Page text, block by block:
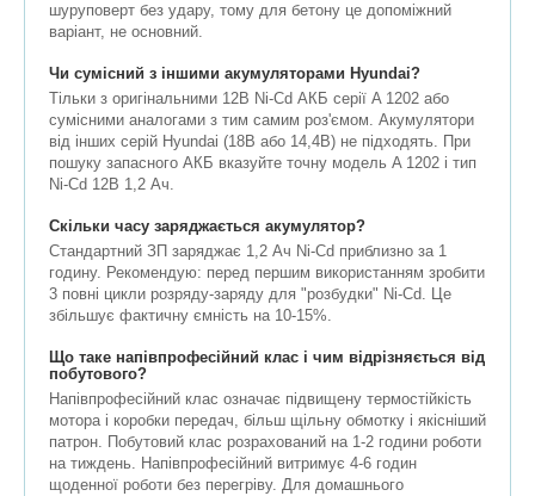
шуруповерт без удару, тому для бетону це допоміжний
варіант, не основний.
Чи сумісний з іншими акумуляторами Hyundai?
Тільки з оригінальними 12В Ni-Cd АКБ серії A 1202 або
сумісними аналогами з тим самим роз'ємом. Акумулятори
від інших серій Hyundai (18В або 14,4В) не підходять. При
пошуку запасного АКБ вказуйте точну модель A 1202 і тип
Ni-Cd 12В 1,2 Ач.
Скільки часу заряджається акумулятор?
Стандартний ЗП заряджає 1,2 Ач Ni-Cd приблизно за 1
годину. Рекомендую: перед першим використанням зробити
3 повні цикли розряду-заряду для "розбудки" Ni-Cd. Це
збільшує фактичну ємність на 10-15%.
Що таке напівпрофесійний клас і чим відрізняється від
побутового?
Напівпрофесійний клас означає підвищену термостійкість
мотора і коробки передач, більш щільну обмотку і якісніший
патрон. Побутовий клас розрахований на 1-2 години роботи
на тиждень. Напівпрофесійний витримує 4-6 годин
щоденної роботи без перегріву. Для домашнього